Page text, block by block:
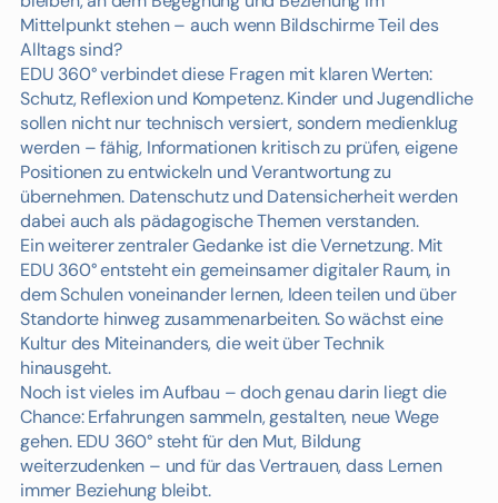
Mittelpunkt stehen – auch wenn Bildschirme Teil des
Alltags sind?
EDU 360° verbindet diese Fragen mit klaren Werten:
Schutz, Reflexion und Kompetenz. Kinder und Jugendliche
sollen nicht nur technisch versiert, sondern medienklug
werden – fähig, Informationen kritisch zu prüfen, eigene
Positionen zu entwickeln und Verantwortung zu
übernehmen. Datenschutz und Datensicherheit werden
dabei auch als pädagogische Themen verstanden.
Ein weiterer zentraler Gedanke ist die Vernetzung. Mit
EDU 360° entsteht ein gemeinsamer digitaler Raum, in
dem Schulen voneinander lernen, Ideen teilen und über
Standorte hinweg zusammenarbeiten. So wächst eine
Kultur des Miteinanders, die weit über Technik
hinausgeht.
Noch ist vieles im Aufbau – doch genau darin liegt die
Chance: Erfahrungen sammeln, gestalten, neue Wege
gehen. EDU 360° steht für den Mut, Bildung
weiterzudenken – und für das Vertrauen, dass Lernen
immer Beziehung bleibt.